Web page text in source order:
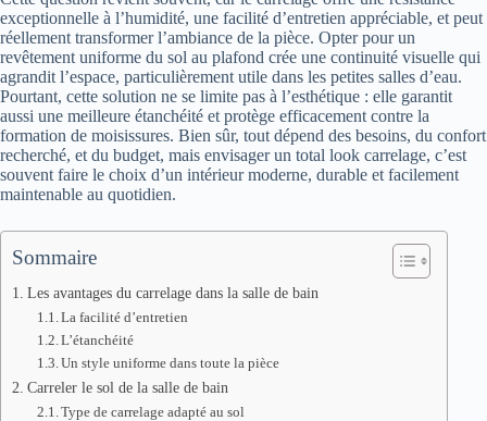
exceptionnelle à l’humidité, une facilité d’entretien appréciable, et peut
réellement transformer l’ambiance de la pièce. Opter pour un
revêtement uniforme du sol au plafond crée une continuité visuelle qui
agrandit l’espace, particulièrement utile dans les petites salles d’eau.
Pourtant, cette solution ne se limite pas à l’esthétique : elle garantit
aussi une meilleure étanchéité et protège efficacement contre la
formation de moisissures. Bien sûr, tout dépend des besoins, du confort
recherché, et du budget, mais envisager un total look carrelage, c’est
souvent faire le choix d’un intérieur moderne, durable et facilement
maintenable au quotidien.
Sommaire
Les avantages du carrelage dans la salle de bain
La facilité d’entretien
L’étanchéité
Un style uniforme dans toute la pièce
Carreler le sol de la salle de bain
Type de carrelage adapté au sol